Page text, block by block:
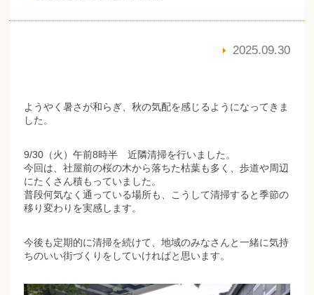
2025.09.30
ようやく暑さが和らぎ、秋の気配を感じるようになってきま
した。
9/30（火）午前8時半 近隣清掃を行いました。
今回は、社屋前の桜の木から落ちた枯葉も多く、歩道や周辺
にたくさん積もっていました。
普段何気なく通っている場所も、こうして清掃すると季節の
移り変わりを実感します。
今後も定期的に清掃を続けて、地域のみなさんと一緒に気持
ちのいい街づくりをしていければと思います。